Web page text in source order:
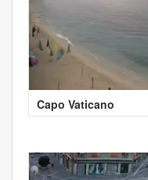
Capo Vaticano